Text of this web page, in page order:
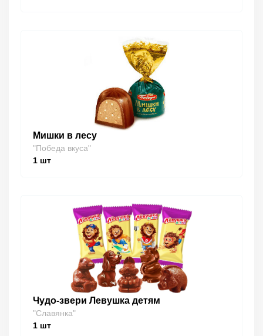
Мишки в лесу
"Победа вкуса"
1 шт
Чудо-звери Левушка детям
"Славянка"
1 шт